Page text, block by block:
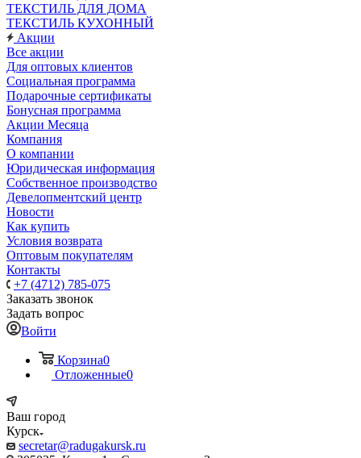
ТЕКСТИЛЬ ДЛЯ ДОМА
ТЕКСТИЛЬ КУХОННЫЙ
Акции
Все акции
Для оптовых клиентов
Социальная программа
Подарочные сертификаты
Бонусная программа
Акции Месяца
Компания
О компании
Юридическая информация
Собственное производство
Девелопментский центр
Новости
Как купить
Условия возврата
Оптовым покупателям
Контакты
+7 (4712) 785-075
Заказать звонок
Задать вопрос
Войти
Корзина0
Отложенные0
Ваш город
Курск
secretar@radugakursk.ru